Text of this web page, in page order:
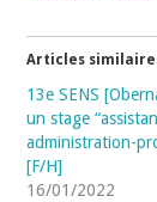
Articles
13e SENS
un stage
administration-
[F/H]
16/01/2022